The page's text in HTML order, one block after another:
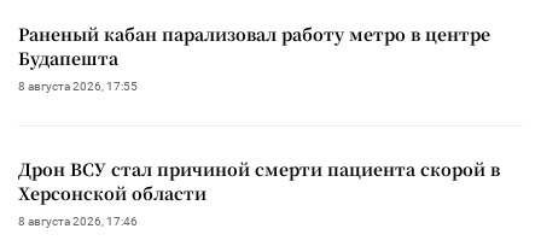
Раненый кабан парализовал работу метро в центре
Будапешта
8 августа 2026, 17:55
Дрон ВСУ стал причиной смерти пациента скорой в
Херсонской области
8 августа 2026, 17:46